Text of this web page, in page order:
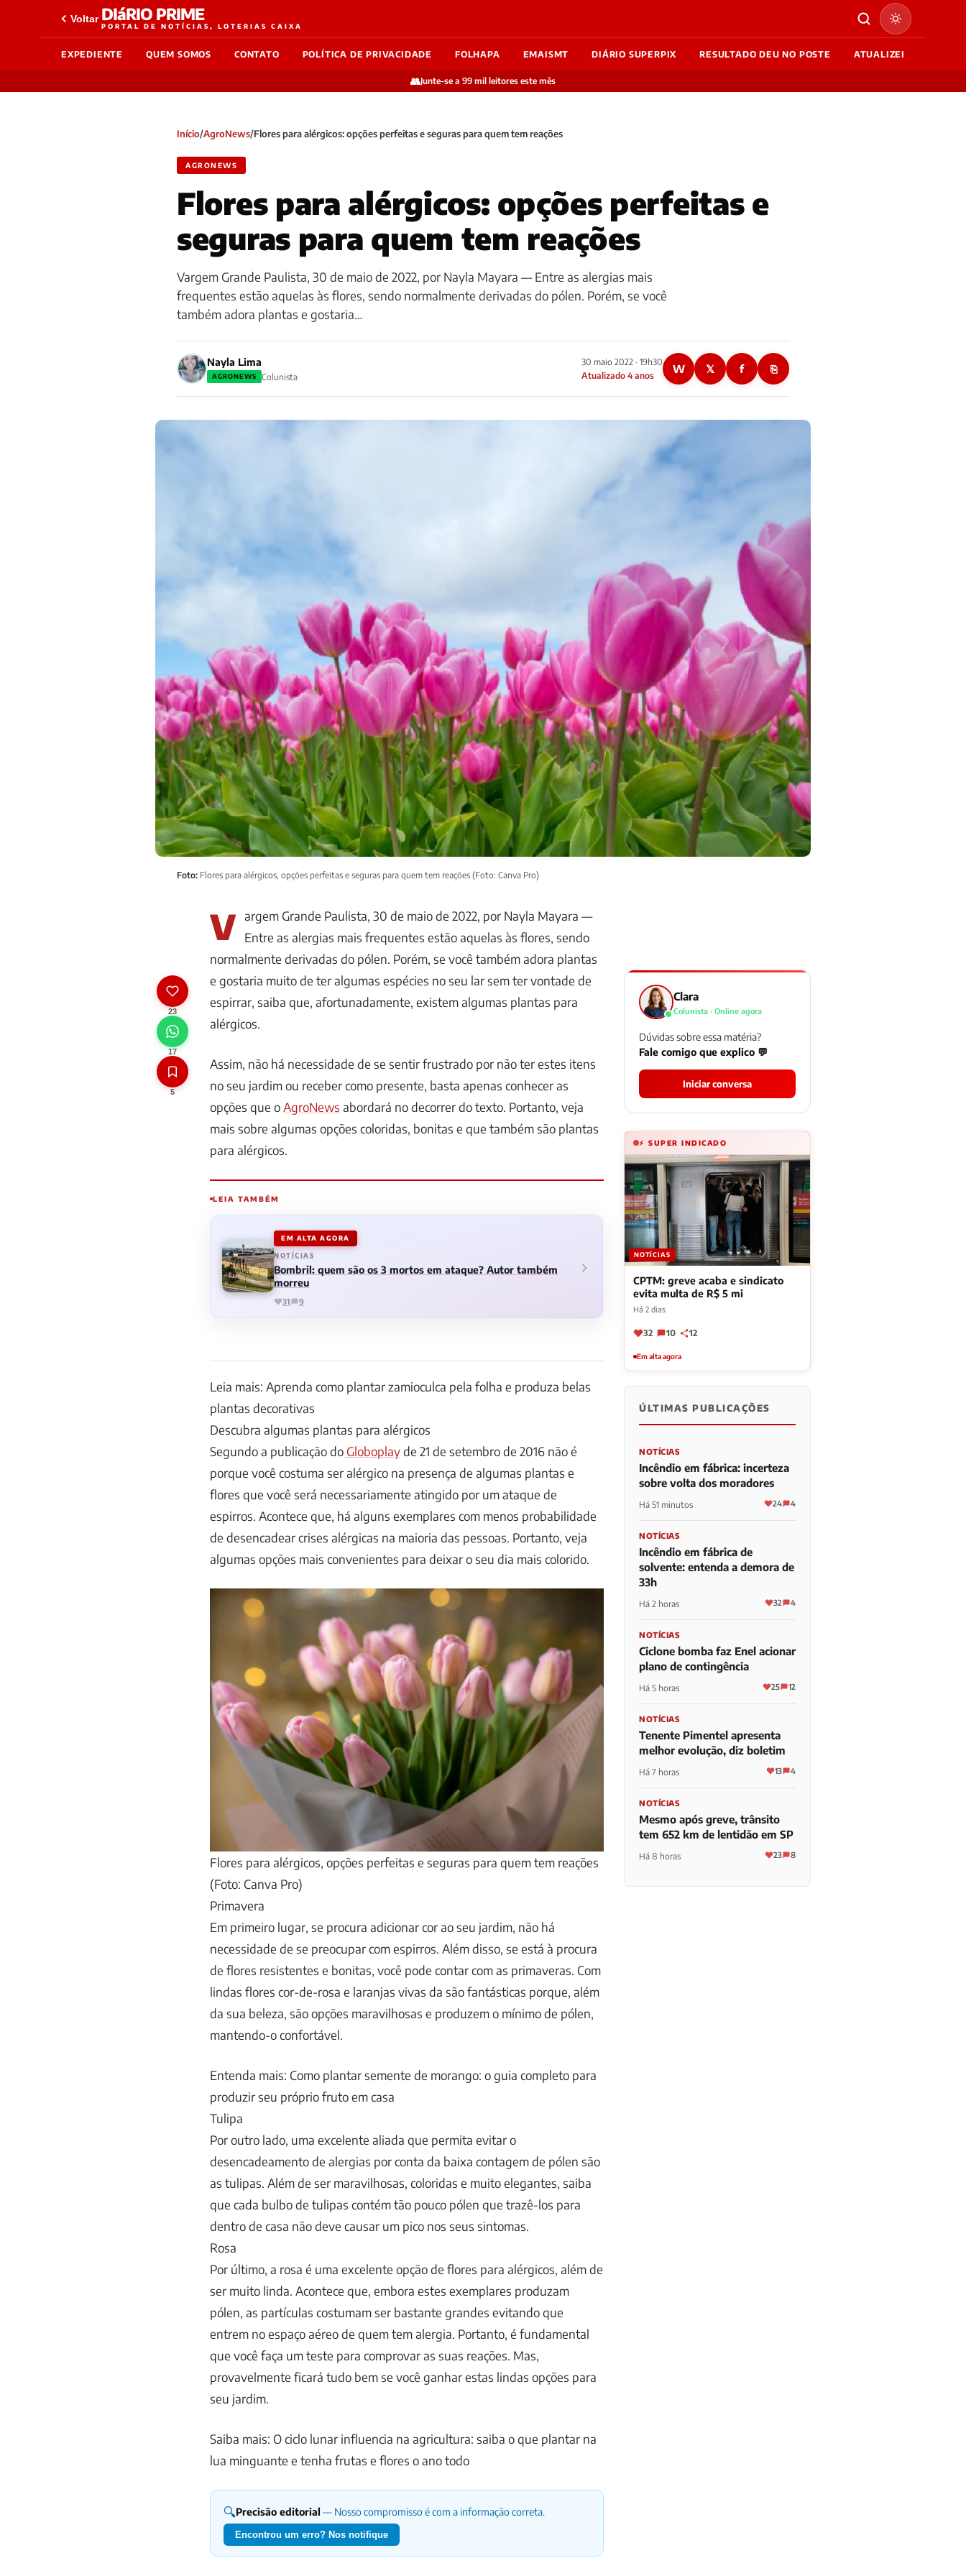
Voltar DIáRIO PRIME
PORTAL DE NOTÍCIAS, LOTERIAS CAIXA
EXPEDIENTE QUEM SOMOS CONTATO POLÍTICA DE PRIVACIDADE FOLHAPA EMAISMT DIÁRIO SUPERPIX RESULTADO DEU NO POSTE ATUALIZEI
👥Junte-se a 99 mil leitores este mês
Início/AgroNews/Flores para alérgicos: opções perfeitas e seguras para quem tem reações
AGRONEWS
Flores para alérgicos: opções perfeitas e
seguras para quem tem reações
Vargem Grande Paulista, 30 de maio de 2022, por Nayla Mayara — Entre as alergias mais
frequentes estão aquelas às flores, sendo normalmente derivadas do pólen. Porém, se você
também adora plantas e gostaria…
Nayla Lima
AGRONEWS Colunista
30 maio 2022 · 19h30
Atualizado 4 anos
W 𝕏 f ⎘
Foto: Flores para alérgicos, opções perfeitas e seguras para quem tem reações (Foto: Canva Pro)
23
17
5
V argem Grande Paulista, 30 de maio de 2022, por Nayla Mayara —
Entre as alergias mais frequentes estão aquelas às flores, sendo
normalmente derivadas do pólen. Porém, se você também adora plantas
e gostaria muito de ter algumas espécies no seu lar sem ter vontade de
espirrar, saiba que, afortunadamente, existem algumas plantas para
alérgicos.
Assim, não há necessidade de se sentir frustrado por não ter estes itens
no seu jardim ou receber como presente, basta apenas conhecer as
opções que oAgroNews abordará no decorrer do texto. Portanto, veja
mais sobre algumas opções coloridas, bonitas e que também são plantas
para alérgicos.
LEIA TAMBÉM
EM ALTA AGORA
NOTÍCIAS
Bombril: quem são os 3 mortos em ataque? Autor também
morreu
31 9
Leia mais: Aprenda como plantar zamioculca pela folha e produza belas
plantas decorativas
Descubra algumas plantas para alérgicos
Segundo a publicação do Globoplayde 21 de setembro de 2016 não é
porque você costuma ser alérgico na presença de algumas plantas e
flores que você será necessariamente atingido por um ataque de
espirros. Acontece que, há alguns exemplares com menos probabilidade
de desencadear crises alérgicas na maioria das pessoas. Portanto, veja
algumas opções mais convenientes para deixar o seu dia mais colorido.
Flores para alérgicos, opções perfeitas e seguras para quem tem reações
(Foto: Canva Pro)
Primavera
Em primeiro lugar, se procura adicionar cor ao seu jardim, não há
necessidade de se preocupar com espirros. Além disso, se está à procura
de flores resistentes e bonitas, você pode contar com as primaveras. Com
lindas flores cor-de-rosa e laranjas vivas da são fantásticas porque, além
da sua beleza, são opções maravilhosas e produzem o mínimo de pólen,
mantendo-o confortável.
Entenda mais: Como plantar semente de morango: o guia completo para
produzir seu próprio fruto em casa
Tulipa
Por outro lado, uma excelente aliada que permita evitar o
desencadeamento de alergias por conta da baixa contagem de pólen são
as tulipas. Além de ser maravilhosas, coloridas e muito elegantes, saiba
que cada bulbo de tulipas contém tão pouco pólen que trazê-los para
dentro de casa não deve causar um pico nos seus sintomas.
Rosa
Por último, a rosa é uma excelente opção de flores para alérgicos, além de
ser muito linda. Acontece que, embora estes exemplares produzam
pólen, as partículas costumam ser bastante grandes evitando que
entrem no espaço aéreo de quem tem alergia. Portanto, é fundamental
que você faça um teste para comprovar as suas reações. Mas,
provavelmente ficará tudo bem se você ganhar estas lindas opções para
seu jardim.
Saiba mais: O ciclo lunar influencia na agricultura: saiba o que plantar na
lua minguante e tenha frutas e flores o ano todo
🔍Precisão editorial — Nosso compromisso é com a informação correta.
Encontrou um erro? Nos notifique
Clara
Colunista · Online agora
Dúvidas sobre essa matéria?
Fale comigo que explico 💬
Iniciar conversa
⚡ SUPER INDICADO
NOTÍCIAS
CPTM: greve acaba e sindicato
evita multa de R$ 5 mi
Há 2 dias
32 10 12
Em alta agora
ÚLTIMAS PUBLICAÇÕES
NOTÍCIAS
Incêndio em fábrica: incerteza
sobre volta dos moradores
Há 51 minutos 24 4
NOTÍCIAS
Incêndio em fábrica de
solvente: entenda a demora de
33h
Há 2 horas 32 4
NOTÍCIAS
Ciclone bomba faz Enel acionar
plano de contingência
Há 5 horas 25 12
NOTÍCIAS
Tenente Pimentel apresenta
melhor evolução, diz boletim
Há 7 horas 13 4
NOTÍCIAS
Mesmo após greve, trânsito
tem 652 km de lentidão em SP
Há 8 horas 23 8